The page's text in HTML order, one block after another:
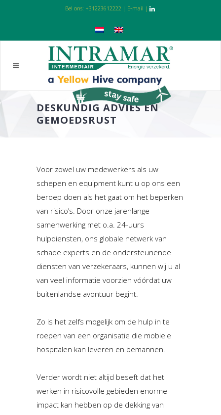
Bel ons: +31223612222 | E-mail |
DESKUNDIG ADVIES EN
GEMOEDSRUST
Voor zowel uw medewerkers als uw
schepen en equipment kunt u op ons een
beroep doen als het gaat om het beperken
van risico’s. Door onze jarenlange
samenwerking met o.a. 24-uurs
hulpdiensten, ons globale netwerk van
schade experts en de ondersteunende
diensten van verzekeraars, kunnen wij u al
van veel informatie voorzien vóórdat uw
buitenlandse avontuur begint.
Zo is het zelfs mogelijk om de hulp in te
roepen van een organisatie die mobiele
hospitalen kan leveren en bemannen.
Verder wordt niet altijd beseft dat het
werken in risicovolle gebieden enorme
impact kan hebben op de dekking van